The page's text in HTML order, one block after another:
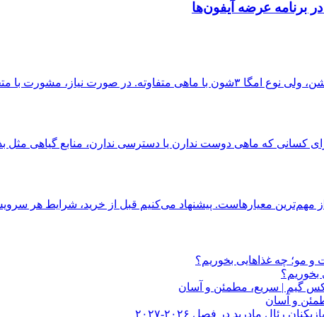
مشورت با متخصص تغذیه برای...
معیارهاست. پیشنهاد می‌کنیم قبل از خرید، شرایط هر
مو؛ چه غذاهایی بخوریم؟
گیم | سریع، مطمئن و آسان
و آسان
رئال مادرید در فصل ۲۰۲۶-۲۰۲۷